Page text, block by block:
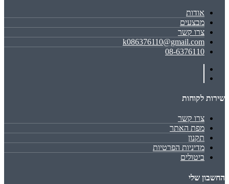
אודות
מבצעים
צרו קשר
k086376110@gmail.com
08-6376110
שירות לקוחות
צרו קשר
מפת האתר
תקנון
מדיניות הפרטיות
ביטולים
החשבון שלי